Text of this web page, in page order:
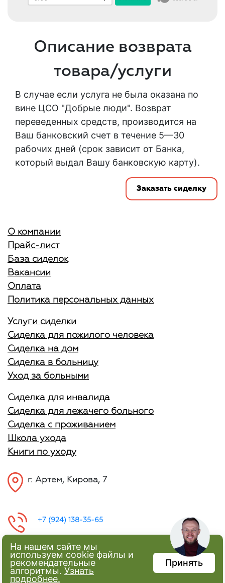
Описание возврата
товара/услуги
В случае если услуга не была оказана по
вине ЦСО "Добрые люди". Возврат
переведенных средств, производится на
Ваш банковский счет в течение 5—30
рабочих дней (срок зависит от Банка,
который выдал Вашу банковскую карту).
Заказать сиделку
О компании
Прайс-лист
База сиделок
Вакансии
Оплата
Политика персональных данных
Услуги сиделки
Сиделка для пожилого человека
Сиделка на дом
Сиделка в больницу
Уход за больными
Сиделка для инвалида
Сиделка для лежачего больного
Сиделка с проживанием
Школа ухода
Книги по уходу
г. Артем, Кирова, 7
+7 (924) 138-35-65
На нашем сайте мы
используем cookie файлы и
рекомендательные
алгоритмы. Узнать
подробнее.
Принять